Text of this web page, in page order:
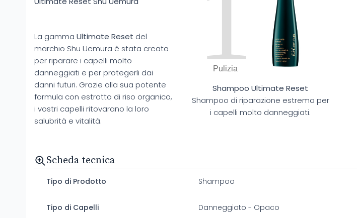
La gamma Ultimate Reset del
marchio Shu Uemura è stata creata
per riparare i capelli molto
danneggiati e per protegerli dai
danni futuri. Grazie alla sua potente
formula con estratto di riso organico,
i vostri capelli ritovarano la loro
salubrità e vitalità.
Pulizia
Shampoo Ultimate Reset
Shampoo di riparazione estrema per
i capelli molto danneggiati.
Scheda tecnica
Tipo di Prodotto Shampoo
Tipo di Capelli Danneggiato - Opaco